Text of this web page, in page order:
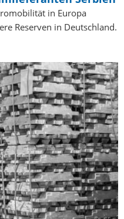
in Europa
Reserven in Deutschland.